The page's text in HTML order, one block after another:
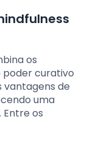
os
curativo
vantagens de
uma
os